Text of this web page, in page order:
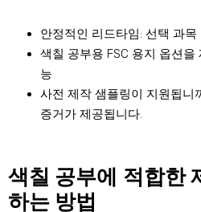
안정적인 리드타임: 선택 과목
색칠 공부용 FSC 용지 옵션
능
사전 제작 샘플링이 지원됩니
증거가 제공됩니다.
색칠 공부에 적합한
하는 방법